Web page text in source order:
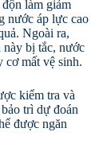
làm giảm
nước áp lực cao
Ngoài ra,
này bị tắc, nước
cơ mất vệ sinh.
kiểm tra và
trì dự đoán
được ngăn